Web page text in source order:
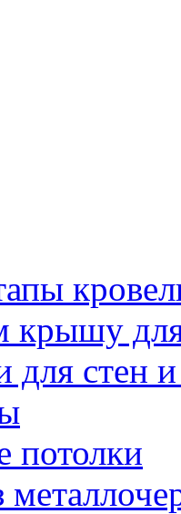
крышу
для стен
потолки